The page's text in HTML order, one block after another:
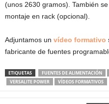
(unos 2630 gramos). También
montaje en rack (opcional).
Adjuntamos un vídeo formativo
fabricante de fuentes
ETIQUETAS FUENTES DE ALIMENTACIÓN
VERSALITE POWER
VÍDEOS FORMATIVOS